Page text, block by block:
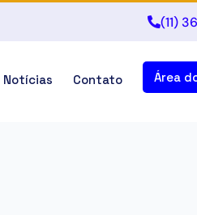
(11)
Notícias Contato Área